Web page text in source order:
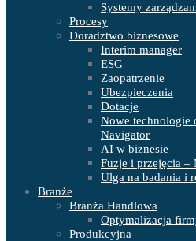
Systemy
Procesy
Doradztwo biznesowe
Interim manager
ESG
Zaopatrzenie
Ubezpieczenia
Dotacje
Nowe technologie
Navigator
AI w biznesie
Fuzje i przejęcia –
Ulga na badania i
Branże
Branża Handlowa
Optymalizacja
Produkcyjna